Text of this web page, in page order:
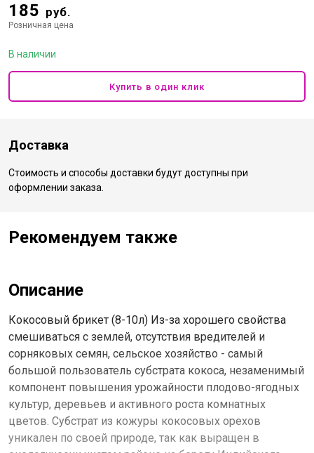
185 руб.
Розничная цена
В наличии
Купить в один клик
Доставка
Стоимость и способы доставки будут доступны при
оформлении заказа.
Рекомендуем также
Описание
Кокосовый брикет (8-10л) Из-за хорошего свойства
смешиваться с землей, отсутствия вредителей и
сорняковых семян, сельское хозяйство - самый
большой пользователь субстрата кокоса, незаменимый
компонент повышения урожайности плодово-ягодных
культур, деревьев и активного роста комнатных
цветов. Субстрат из кожуры кокосовых орехов
уникален по своей природе, так как выращен в